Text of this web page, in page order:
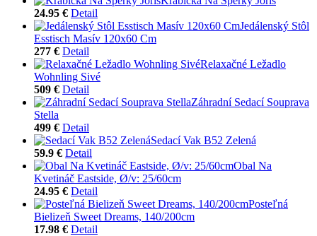
24.95 € Detail
Jedálenský Stôl
Esstisch Masív 120x60 Cm
277 € Detail
Relaxačné Ležadlo
Wohnling Sivé
509 € Detail
Záhradní Sedací Souprava
Stella
499 € Detail
Sedací Vak B52 Zelená
59.9 € Detail
Obal Na
Kvetináč Eastside, Ø/v: 25/60cm
24.95 € Detail
Posteľná
Bielizeň Sweet Dreams, 140/200cm
17.98 € Detail